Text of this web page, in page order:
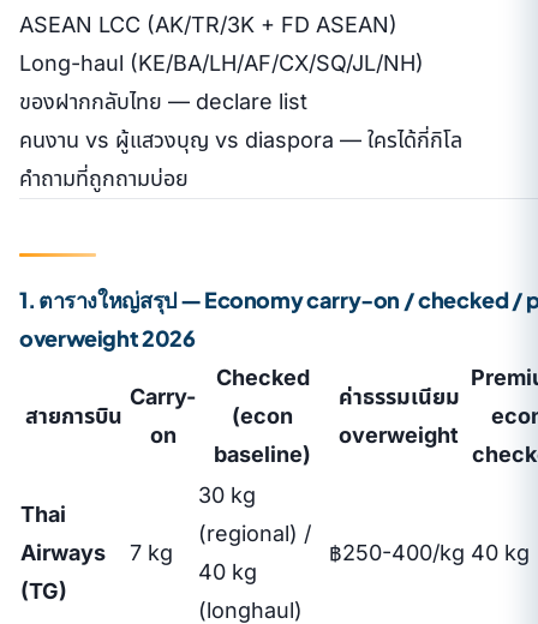
ASEAN LCC (AK/TR/3K + FD ASEAN)
Long-haul (KE/BA/LH/AF/CX/SQ/JL/NH)
ของฝากกลับไทย — declare list
คนงาน vs ผู้แสวงบุญ vs diaspora — ใครได้กี่กิโล
คำถามที่ถูกถามบ่อย
1. ตารางใหญ่สรุป — Economy carry-on / checked /
overweight 2026
สายการบิน
Carry-
on
Checked
(econ
baseline)
ค่าธรรมเนียม
overweight
Thai
Airways
(TG)
7 kg
30 kg
(regional) /
40 kg
(longhaul)
฿250-400/kg 40 kg